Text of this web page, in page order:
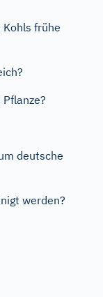
frühe
deutsche
werden?